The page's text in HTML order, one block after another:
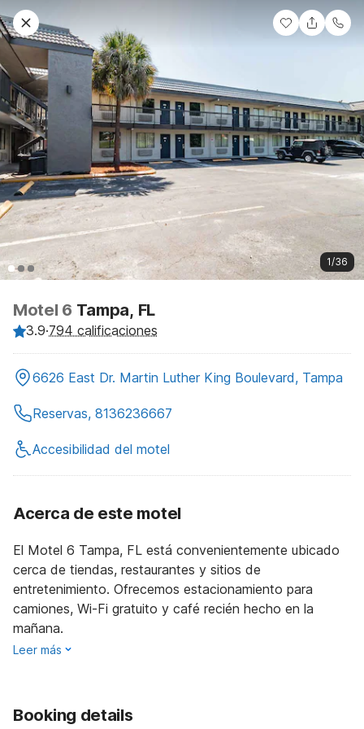
1/36
Motel 6 Tampa, FL
3.9·794 calificaciones
6626 East Dr. Martin Luther King Boulevard, Tampa
Reservas, 8136236667
Accesibilidad del motel
Acerca de este motel
El Motel 6 Tampa, FL está convenientemente ubicado
cerca de tiendas, restaurantes y sitios de
entretenimiento. Ofrecemos estacionamiento para
camiones, Wi-Fi gratuito y café recién hecho en la
mañana.
Leer más
Booking details